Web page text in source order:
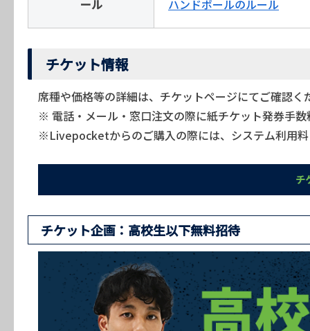
ール ハンドボールのルール
チケット情報
席種や価格等の詳細は、チケットページにてご確認く
※ 電話・メール・窓口注文の際に紙チケット発券手
※Livepocketからのご購入の際には、システム利用
チ
チケット企画：高校生以下無料招待